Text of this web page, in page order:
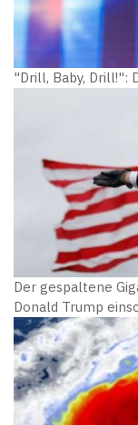
"Drill, Baby, Drill!":
Der gespaltene
Donald Trump